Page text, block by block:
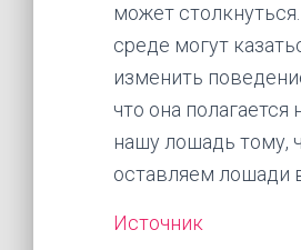
может
среде могут
изменить
что она
нашу лошадь тому,
оставляем лошади
Источник